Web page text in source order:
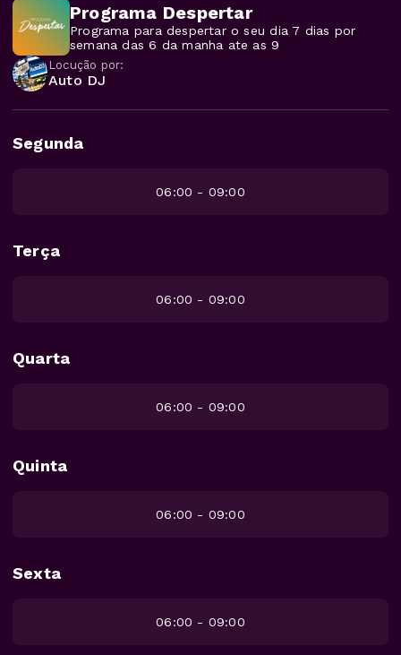
Programa Despertar
Programa para despertar o seu dia 7 dias por
semana das 6 da manha ate as 9
Locução por:
Auto DJ
Segunda
06:00 - 09:00
Terça
06:00 - 09:00
Quarta
06:00 - 09:00
Quinta
06:00 - 09:00
Sexta
06:00 - 09:00